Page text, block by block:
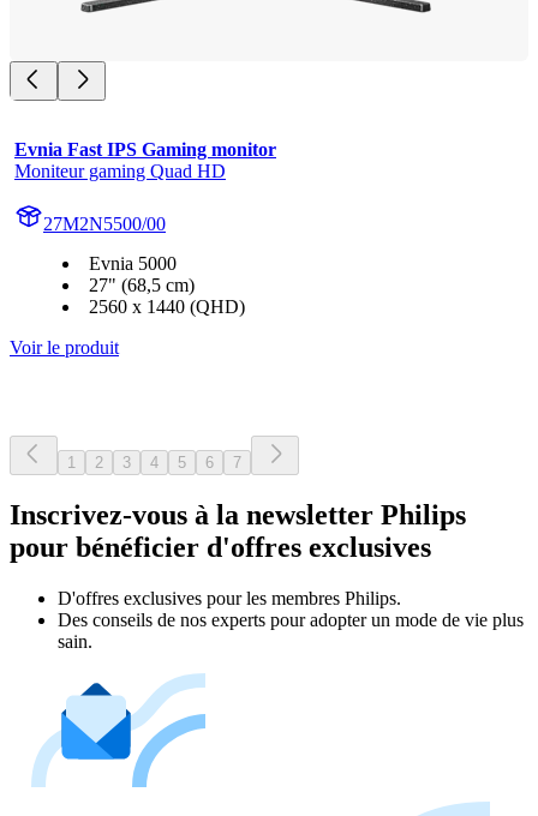
Evnia Fast IPS Gaming monitor
Moniteur gaming Quad HD
27M2N5500/00
Evnia 5000
27" (68,5 cm)
2560 x 1440 (QHD)
Voir le produit
1 2 3 4 5 6 7
Inscrivez-vous à la newsletter Philips
pour bénéficier d'offres exclusives
D'offres exclusives pour les membres Philips.
Des conseils de nos experts pour adopter un mode de vie plus
sain.